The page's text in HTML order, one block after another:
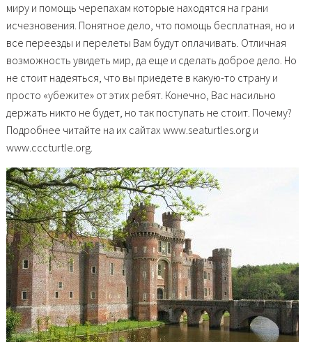
миру и помощь черепахам которые находятся на грани
исчезновения. Понятное дело, что помощь бесплатная, но и
все переезды и перелеты Вам будут оплачивать. Отличная
возможность увидеть мир, да еще и сделать доброе дело. Но
не стоит надеяться, что вы приедете в какую-то страну и
просто «убежите» от этих ребят. Конечно, Вас насильно
держать никто не будет, но так поступать не стоит. Почему?
Подробнее читайте на их сайтах www.seaturtles.org и
www.cccturtle.org.